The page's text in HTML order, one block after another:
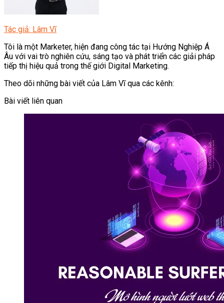
Tác giả: Lâm Vĩ
Tôi là một Marketer, hiện đang công tác tại Hướng Nghiệp Á
Âu với vai trò nghiên cứu, sáng tạo và phát triển các giải pháp
tiếp thị hiệu quả trong thế giới Digital Marketing.
Theo dõi những bài viết của Lâm Vĩ qua các kênh:
Bài viết liên quan